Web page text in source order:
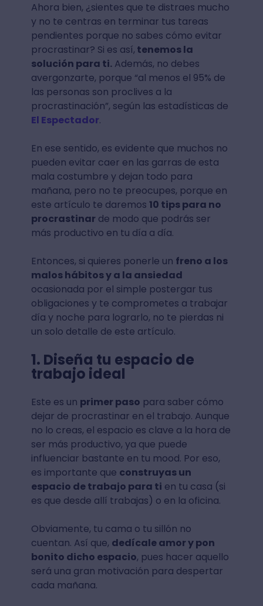
Ahora bien, ¿sientes que te distraes mucho
y no te centras en terminar tus tareas
pendientes porque no sabes cómo evitar
procrastinar? Si es así, tenemos la
solución para ti.Además, no debes
avergonzarte, porque “al menos el 95% de
las personas son proclives a la
procrastinación”, según las estadísticas de
El Espectador.
En ese sentido, es evidente que muchos no
pueden evitar caer en las garras de esta
mala costumbre y dejan todo para
mañana, pero no te preocupes, porque en
este artículo te daremos 10 tips para no
procrastinar de modo que podrás ser
más productivo en tu día a día.
Entonces, si quieres ponerle un freno a los
malos hábitos y a la ansiedad
ocasionada por el simple postergar tus
obligaciones y te comprometes a trabajar
día y noche para lograrlo, no te pierdas ni
un solo detalle de este artículo.
1. Diseña tu espacio de
trabajo ideal
Este es un primer paso para saber cómo
dejar de procrastinar en el trabajo. Aunque
no lo creas, el espacio es clave a la hora de
ser más productivo, ya que puede
influenciar bastante en tu mood. Por eso,
es importante que construyas un
espacio de trabajo para ti en tu casa (si
es que desde allí trabajas) o en la oficina.
Obviamente, tu cama o tu sillón no
cuentan. Así que, dedícale amor y pon
bonito dicho espacio, pues hacer aquello
será una gran motivación para despertar
cada mañana.